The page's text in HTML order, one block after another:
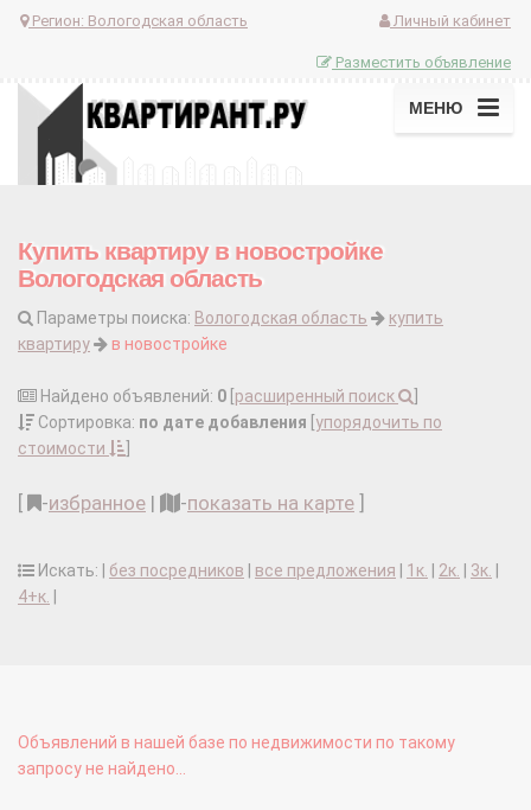
Регион: Вологодская область Личный кабинет
Разместить объявление
МЕНЮ
Купить квартиру в новостройке
Вологодская область
Параметры поиска: Вологодская область
купить
квартиру
в новостройке
Найдено объявлений: 0 расширенный поиск
Сортировка: по дате добавления упорядочить по
стоимости
-избранное | -показать на карте
Искать: | без посредников все предложения 1к. 2к. 3к.
4+к.
Объявлений в нашей базе по недвижимости по такому
запросу не найдено...